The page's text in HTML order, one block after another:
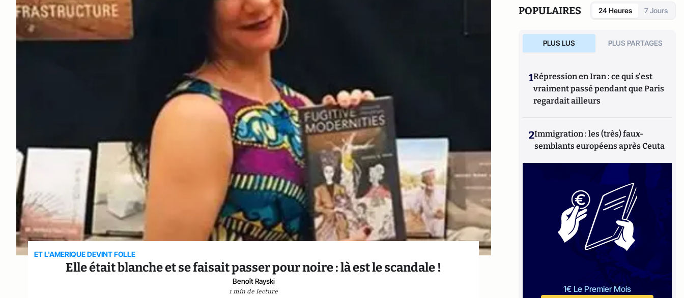
ET L'AMERIQUE DEVINT FOLLE
Elle était blanche et se faisait passer pour noire : là est le scandale !
Benoît Rayski
1 min de lecture
POPULAIRES 24 Heures 7 Jours
PLUS LUS PLUS PARTAGES
1Répression en Iran : ce qui s'est
vraiment passé pendant que Paris
regardait ailleurs
2Immigration : les (très) faux-
semblants européens après Ceuta
1€ Le Premier Mois